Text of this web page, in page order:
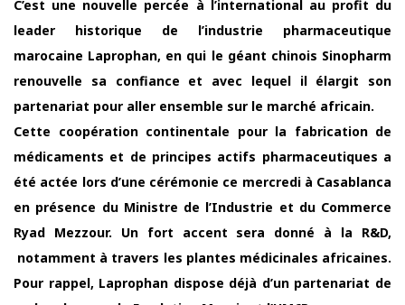
C’est une nouvelle percée à l’international au profit du
leader historique de l’industrie pharmaceutique
marocaine Laprophan, en qui le géant chinois Sinopharm
renouvelle sa confiance et avec lequel il élargit son
partenariat pour aller ensemble sur le marché africain.
Cette coopération continentale pour la fabrication de
médicaments et de principes actifs pharmaceutiques a
été actée lors d’une cérémonie ce mercredi à Casablanca
en présence du Ministre de l’Industrie et du Commerce
Ryad Mezzour. Un fort accent sera donné à la R&D,
notamment à travers les plantes médicinales africaines.
Pour rappel, Laprophan dispose déjà d’un partenariat de